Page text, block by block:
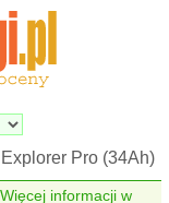
Pro (34Ah)
informacji w